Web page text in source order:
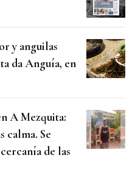
y anguilas
da Anguía, en
A Mezquita:
calma. Se
de las